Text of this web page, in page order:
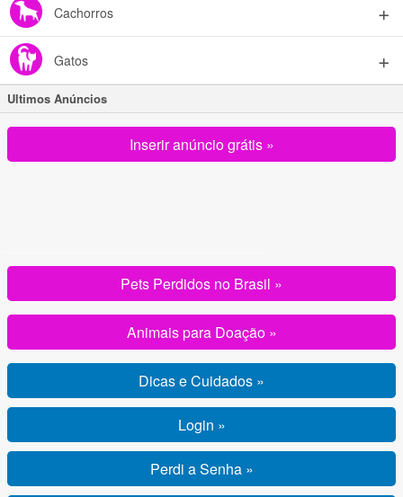
Cachorros
Gatos
Ultimos Anúncios
Inserir anúncio grátis »
Pets Perdidos no Brasil »
Animais para Doação »
Dicas e Cuidados »
Login »
Perdi a Senha »